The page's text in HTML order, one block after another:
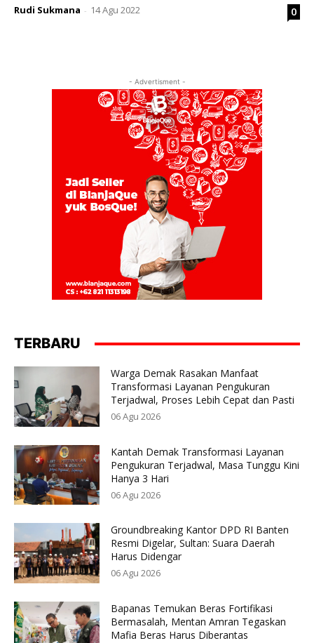
Rudi Sukmana - 14 Agu 2022 0
- Advertisment -
TERBARU
Warga Demak Rasakan Manfaat
Transformasi Layanan Pengukuran
Terjadwal, Proses Lebih Cepat dan Pasti
06 Agu 2026
Kantah Demak Transformasi Layanan
Pengukuran Terjadwal, Masa Tunggu Kini
Hanya 3 Hari
06 Agu 2026
Groundbreaking Kantor DPD RI Banten
Resmi Digelar, Sultan: Suara Daerah
Harus Didengar
06 Agu 2026
Bapanas Temukan Beras Fortifikasi
Bermasalah, Mentan Amran Tegaskan
Mafia Beras Harus Diberantas